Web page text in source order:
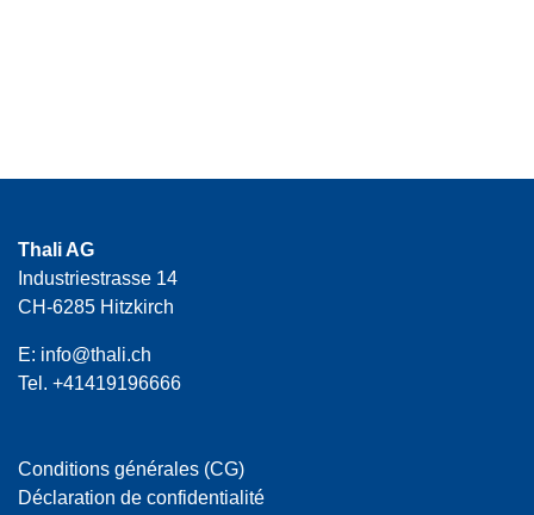
Thali AG
Industriestrasse 14
CH-6285 Hitzkirch
E: info@thali.ch
Tel. +41419196666
Conditions générales (CG)
Déclaration de confidentialité